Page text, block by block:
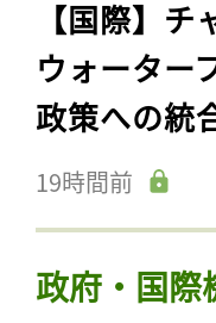
【国際】
ウォーター
政策への統
19時間前
政府・国際